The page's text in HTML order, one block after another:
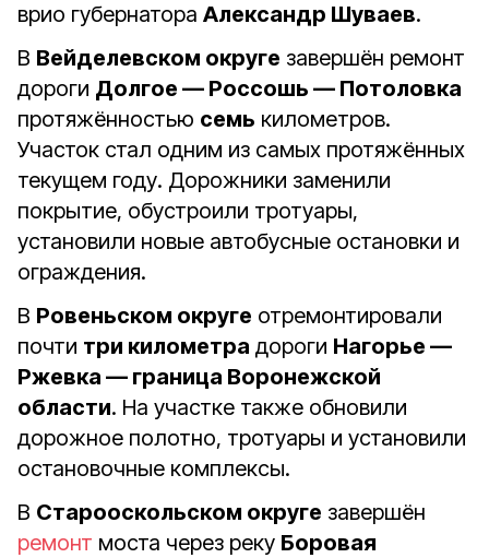
врио губернатора Александр Шуваев.
В Вейделевском округе завершён ремонт
дороги Долгое — Россошь — Потоловка
протяжённостью семь километров.
Участок стал одним из самых протяжённых
текущем году. Дорожники заменили
покрытие, обустроили тротуары,
установили новые автобусные остановки и
ограждения.
В Ровеньском округе отремонтировали
почти три километра дороги Нагорье —
Ржевка — граница Воронежской
области. На участке также обновили
дорожное полотно, тротуары и установили
остановочные комплексы.
В Старооскольском округе завершён
ремонт моста через реку Боровая